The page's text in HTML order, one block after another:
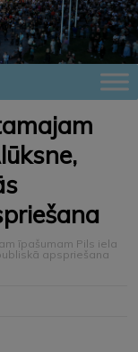
īpašumam Pils iela
apspriešana